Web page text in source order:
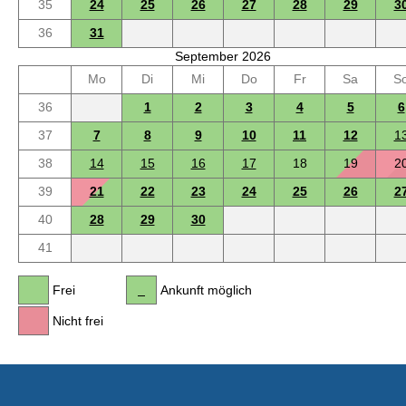
35
24 25 26 27 28 29
36
31
September 2026
Mo
Di Mi Do Fr Sa
36
1 2 3 4 5
6
37
7 8 9 10 11 12
38
14 15 16 17 18 19
39
21 22 23 24 25 26
40
28 29
30
41
Frei
Nicht frei
Ankunft möglich